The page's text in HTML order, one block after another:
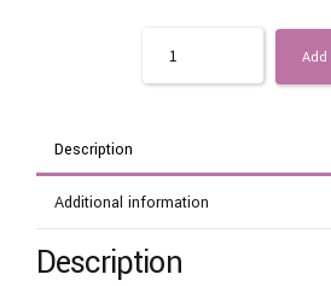
Add
Description
Additional information
Description